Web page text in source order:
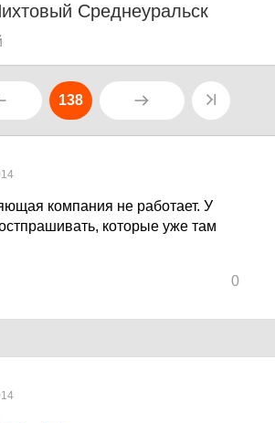
Среднеуральск
138
компания не работает. У
которые уже там
0